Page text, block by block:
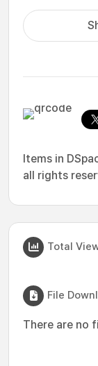
Items in
all rights
Total
File
There are no